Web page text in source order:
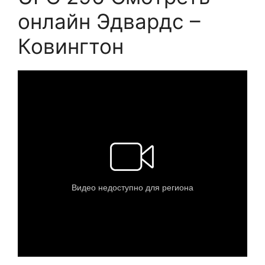
онлайн Эдвардс –
Ковингтон